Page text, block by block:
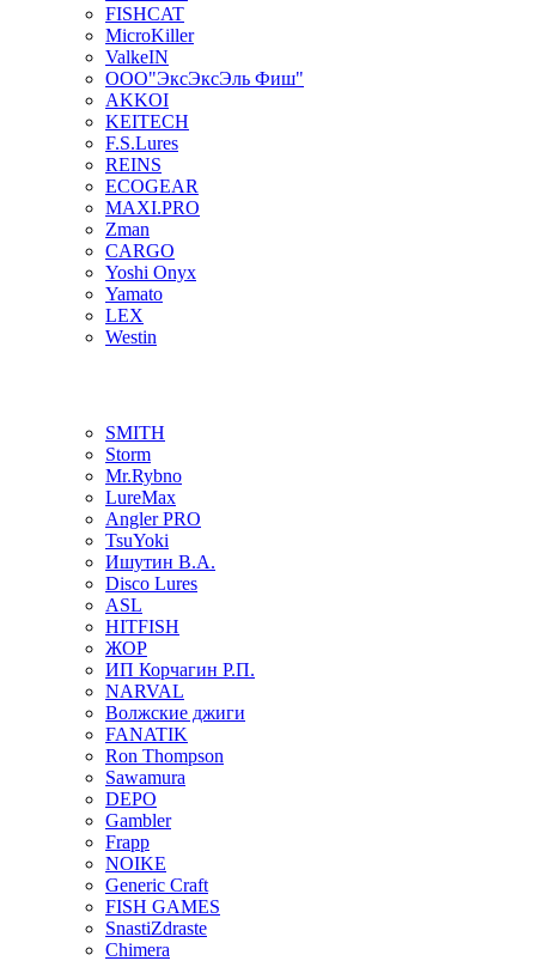
FISHCAT
MicroKiller
ValkeIN
ООО"ЭксЭксЭль Фиш"
AKKOI
KEITECH
F.S.Lures
REINS
ECOGEAR
MAXI.PRO
Zman
CARGO
Yoshi Onyx
Yamato
LEX
Westin
SMITH
Storm
Mr.Rybno
LureMax
Angler PRO
TsuYoki
Ишутин В.А.
Disco Lures
ASL
HITFISH
ЖОР
ИП Корчагин Р.П.
NARVAL
Волжские джиги
FANATIK
Ron Thompson
Sawamura
DEPO
Gambler
Frapp
NOIKE
Generic Craft
FISH GAMES
SnastiZdraste
Chimera